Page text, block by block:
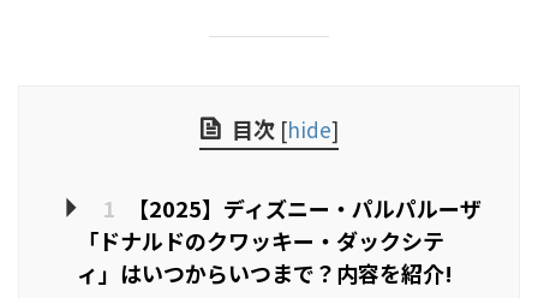
目次 [hide]
1
【2025】ディズニー・パルパルーザ
「ドナルドのクワッキー・ダックシテ
ィ」はいつからいつまで？内容を紹介!